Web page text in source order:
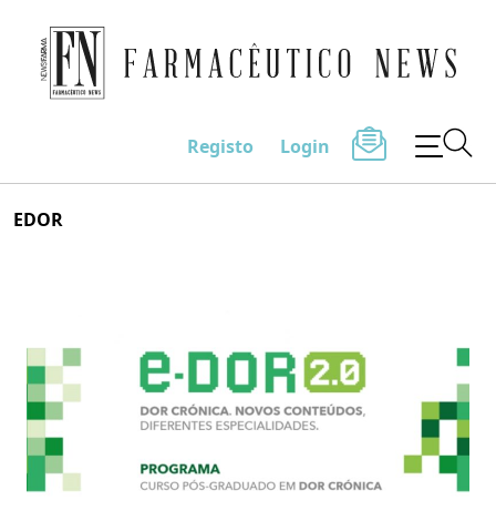
to
Farmacêutico News
Registo Login
EDOR